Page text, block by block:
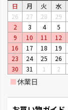
日 月 火 水
26
27 28 29
2
3 4 5
9
10 11 12
16
17 18 19
23
24 25 26
30
31 1 2
■休業日